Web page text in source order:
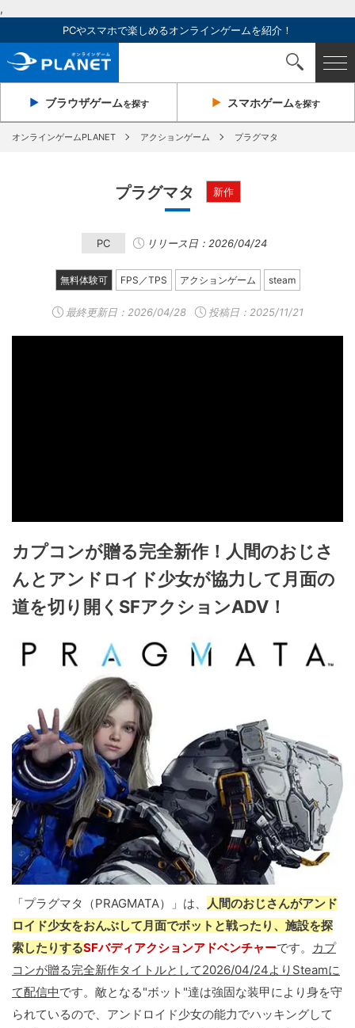
,
PCやスマホで楽しめるオンラインゲームを紹介！
ブラウザゲームを探す スマホゲームを探す
オンラインゲームPLANET アクションゲーム プラグマタ
プラグマタ 新作
PC リリース日：2026/04/24
無料体験可 FPS／TPS アクションゲーム steam
最終更新日： 2026/04/28 投稿日：2025/11/21
カプコンが贈る完全新作！人間のおじさ
んとアンドロイド少女が協力して月面の
道を切り開くSFアクションADV！
「プラグマタ（PRAGMATA）」は、
人間のおじさんがアンド
ロイド少女をおんぶして月面でボットと戦ったり、施設を探
索したりするSFバディアクションアドベンチャーです。
カプ
コンが贈る完全新作タイトルとして2026/04/24よりSteamに
て配信中です。敵となる"ボット"達は強固な装甲により身を守
られているので、アンドロイド少女の能力でハッキングして